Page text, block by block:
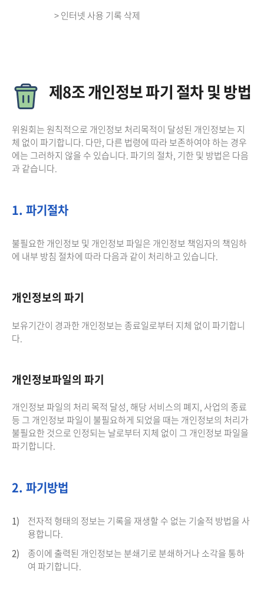
> 인터넷 사용 기록 삭제
제8조 개인정보 파기 절차 및 방법
위원회는 원칙적으로 개인정보 처리목적이 달성된 개인정보는 지
체 없이 파기합니다. 다만, 다른 법령에 따라 보존하여야 하는 경우
에는 그러하지 않을 수 있습니다. 파기의 절차, 기한 및 방법은 다음
과 같습니다.
1. 파기절차
불필요한 개인정보 및 개인정보 파일은 개인정보 책임자의 책임하
에 내부 방침 절차에 따라 다음과 같이 처리하고 있습니다.
개인정보의 파기
보유기간이 경과한 개인정보는 종료일로부터 지체 없이 파기합니
다.
개인정보파일의 파기
개인정보 파일의 처리 목적 달성, 해당 서비스의 폐지, 사업의 종료
등 그 개인정보 파일이 불필요하게 되었을 때는 개인정보의 처리가
불필요한 것으로 인정되는 날로부터 지체 없이 그 개인정보 파일을
파기합니다.
2. 파기방법
1)
전자적 형태의 정보는 기록을 재생할 수 없는 기술적 방법을 사
용합니다.
2)
종이에 출력된 개인정보는 분쇄기로 분쇄하거나 소각을 통하
여 파기합니다.